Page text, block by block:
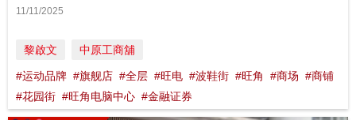
11/11/2025
黎啟文 中原工商舖
#运动品牌 #旗舰店 #全层 #旺电 #波鞋街 #旺角 #商场 #商铺
#花园街 #旺角电脑中心 #金融证券